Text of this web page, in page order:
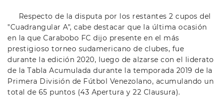
Respecto de la disputa por los restantes 2 cupos del
"Cuadrangular A", cabe destacar que la última ocasión
en la que Carabobo FC dijo presente en el más
prestigioso torneo sudamericano de clubes, fue
durante la edición 2020, luego de alzarse con el liderato
de la Tabla Acumulada durante la temporada 2019 de la
Primera División de Fútbol Venezolano, acumulando un
total de 65 puntos (43 Apertura y 22 Clausura).